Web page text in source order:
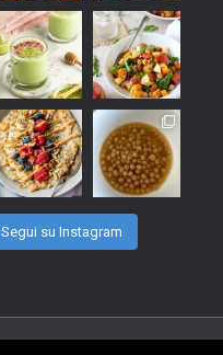
Segui su Instagram